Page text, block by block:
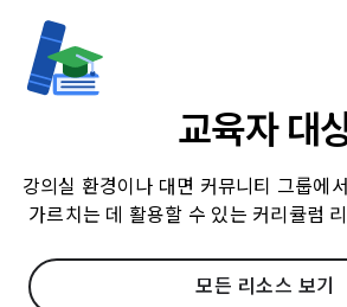
교육자 대
강의실 환경이나 대면 커뮤니티 그룹에
가르치는 데 활용할 수 있는 커리큘럼
모든 리소스 보기